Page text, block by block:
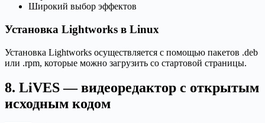
Широкий выбор эффектов
Установка Lightworks в Linux
Установка Lightworks осуществляется с помощью пакетов .deb
или .rpm, которые можно загрузить со стартовой страницы.
8. LiVES — видеоредактор с открытым
исходным кодом